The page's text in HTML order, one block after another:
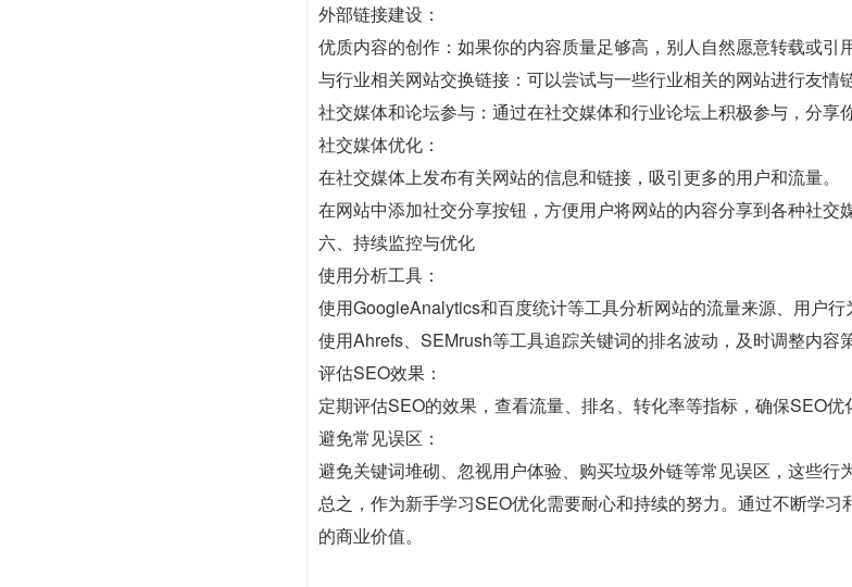
外部链接建设：
优质内容的创作：如果你的内容质量足够高，别人自然愿意转载或引
与行业相关网站交换链接：可以尝试与一些行业相关的网站进行友情
社交媒体和论坛参与：通过在社交媒体和行业论坛上积极参与，分享
社交媒体优化：
在社交媒体上发布有关网站的信息和链接，吸引更多的用户和流量。
在网站中添加社交分享按钮，方便用户将网站的内容分享到各种社交
六、持续监控与优化
使用分析工具：
使用GoogleAnalytics和百度统计等工具分析网站的流量来源、用户行
使用Ahrefs、SEMrush等工具追踪关键词的排名波动，及时调整内容
评估SEO效果：
定期评估SEO的效果，查看流量、排名、转化率等指标，确保SEO优
避免常见误区：
避免关键词堆砌、忽视用户体验、购买垃圾外链等常见误区，这些行
总之，作为新手学习SEO优化需要耐心和持续的努力。通过不断学
的商业价值。